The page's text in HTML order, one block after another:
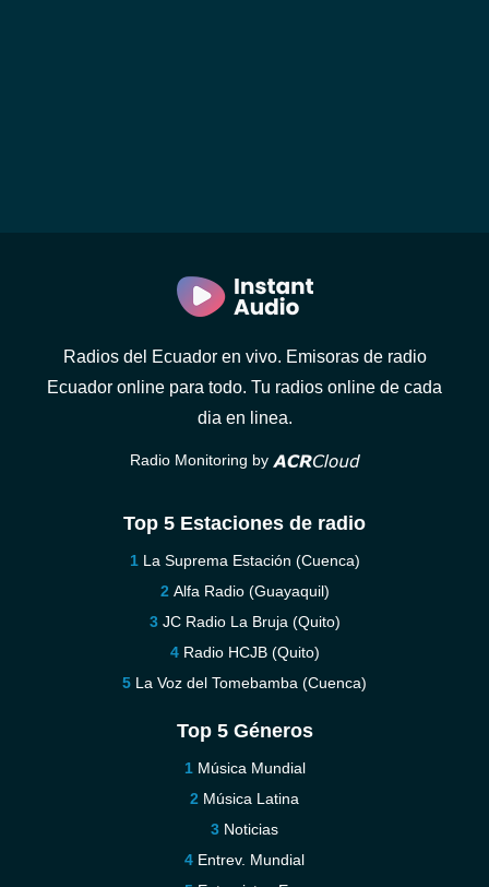
Radios del Ecuador en vivo. Emisoras de radio
Ecuador online para todo. Tu radios online de cada
dia en linea.
Radio Monitoring by
Top 5 Estaciones de radio
La Suprema Estación (Cuenca)
Alfa Radio (Guayaquil)
JC Radio La Bruja (Quito)
Radio HCJB (Quito)
La Voz del Tomebamba (Cuenca)
Top 5 Géneros
Música Mundial
Música Latina
Noticias
Entrev. Mundial